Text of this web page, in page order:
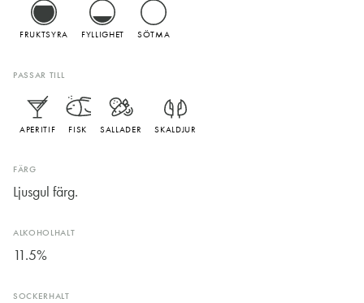
FRUKTSYRA FYLLIGHET SÖTMA
PASSAR TILL
APERITIF FISK SALLADER SKALDJUR
FÄRG
Ljusgul färg.
ALKOHOLHALT
11.5%
SOCKERHALT